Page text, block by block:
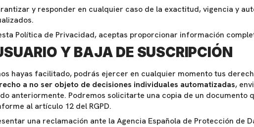
y responder en cualquier caso de la exactitud, vigencia y
Política de Privacidad, aceptas proporcionar información
Y BAJA DE SUSCRIPCIÓN
hayas facilitado, podrás ejercer en cualquier momento tus
a no ser objeto de decisiones individuales automatizadas,
anteriormente. Podremos solicitarte una copia de un
al artículo 12 del RGPD.
una reclamación ante la Agencia Española de Protección de